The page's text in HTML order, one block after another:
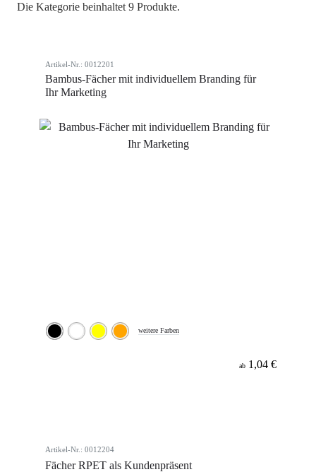
Farbe
Die Kategorie beinhaltet 9 Produkte.
Artikel-Nr.: 0012201
Bambus-Fächer mit individuellem Branding für
Ihr Marketing
weitere Farben
ab 1,04 €
Artikel-Nr.: 0012204
Fächer RPET als Kundenpräsent